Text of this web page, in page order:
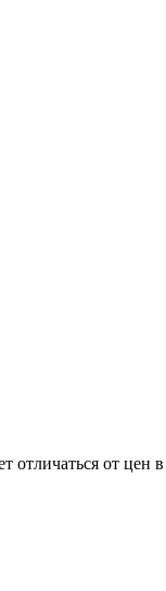
отличаться от цен